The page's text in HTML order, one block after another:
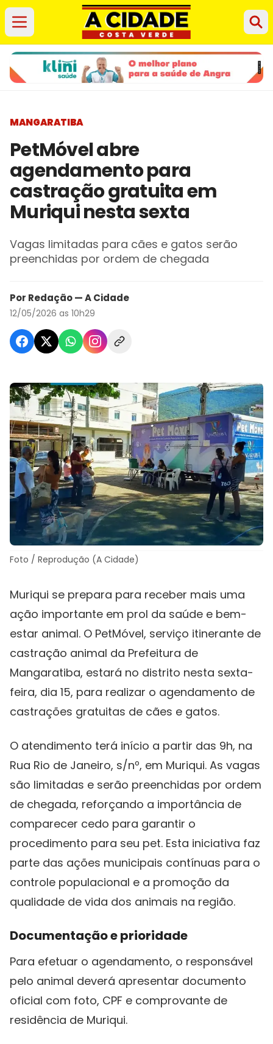
MANGARATIBA
PetMóvel abre
agendamento para
castração gratuita em
Muriqui nesta sexta
Vagas limitadas para cães e gatos serão
preenchidas por ordem de chegada
Por Redação — A Cidade
12/05/2026 as 10h29
Foto / Reprodução (A Cidade)
Muriqui se prepara para receber mais uma
ação importante em prol da saúde e bem-
estar animal. O PetMóvel, serviço itinerante de
castração animal da Prefeitura de
Mangaratiba, estará no distrito nesta sexta-
feira, dia 15, para realizar o agendamento de
castrações gratuitas de cães e gatos.
O atendimento terá início a partir das 9h, na
Rua Rio de Janeiro, s/nº, em Muriqui. As vagas
são limitadas e serão preenchidas por ordem
de chegada, reforçando a importância de
comparecer cedo para garantir o
procedimento para seu pet. Esta iniciativa faz
parte das ações municipais contínuas para o
controle populacional e a promoção da
qualidade de vida dos animais na região.
Documentação e prioridade
Para efetuar o agendamento, o responsável
pelo animal deverá apresentar documento
oficial com foto, CPF e comprovante de
residência de Muriqui.